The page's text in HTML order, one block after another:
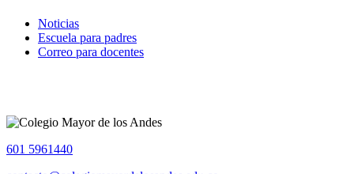
Noticias
Escuela para padres
Correo para docentes
601 5961440